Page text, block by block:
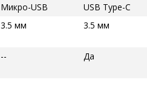
Микро-USB
USB Type-C
3.5 мм 3.5 мм
-- Да